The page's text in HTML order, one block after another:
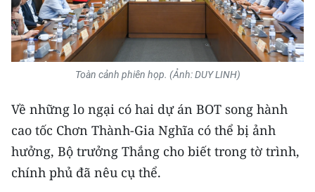
Toàn cảnh phiên họp. (Ảnh: DUY LINH)
Về những lo ngại có hai dự án BOT song hành
cao tốc Chơn Thành-Gia Nghĩa có thể bị ảnh
hưởng, Bộ trưởng Thắng cho biết trong tờ trình,
chính phủ đã nêu cụ thể.